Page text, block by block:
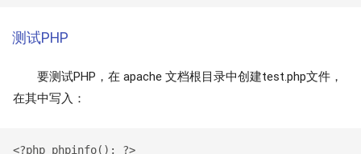
测试PHP
要测试PHP，在 apache 文档根目录中创建test.php文件，
在其中写入：